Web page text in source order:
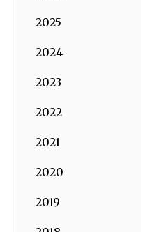
2025
2024
2023
2022
2021
2020
2019